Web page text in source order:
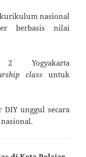
kurikulum nasional
berbasis nilai
2 Yogyakarta
classuntuk
DIY unggul secara